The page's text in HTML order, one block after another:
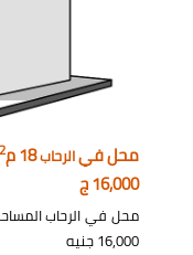
محل فيالرحاب18 م 2
16,000 ج
محل في الرحاب المساحة 18
16,000 جنيه